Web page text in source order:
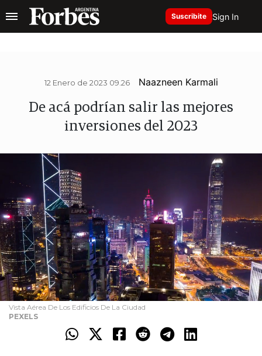
Suscribite Sign In
12 Enero de 2023 09.26 Naazneen Karmali
De acá podrían salir las mejores
inversiones del 2023
Vista Aérea De Los Edificios De La Ciudad
PEXELS